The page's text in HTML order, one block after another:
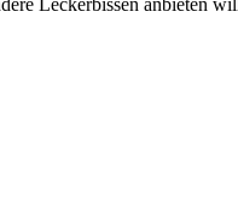
Leckerbissen anbieten